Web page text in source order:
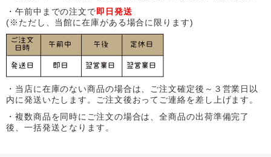
・午前中までの注文で即日発送
(※ただし、当館に在庫がある場合に限ります)
・当店に在庫のない商品の場合は、ご注文確定後～３営業日以
内に発送いたします。ご注文後おってご連絡を差し上げます。
・複数商品を同時にご注文の場合は、全商品の出荷準備完了
後、一括発送となります。